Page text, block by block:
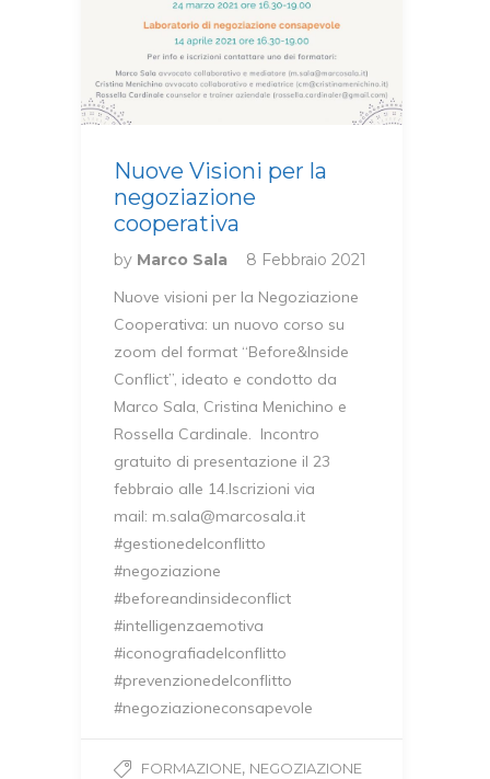
Nuove Visioni per la
negoziazione
cooperativa
by Marco Sala
8 Febbraio 2021
Nuove visioni per la Negoziazione
Cooperativa: un nuovo corso su
zoom del format “Before&Inside
Conflict”, ideato e condotto da
Marco Sala, Cristina Menichino e
Rossella Cardinale. Incontro
gratuito di presentazione il 23
febbraio alle 14.Iscrizioni via
mail: m.sala@marcosala.it
#gestionedelconflitto
#negoziazione
#beforeandinsideconflict
#intelligenzaemotiva
#iconografiadelconflitto
#prevenzionedelconflitto
#negoziazioneconsapevole
FORMAZIONE, NEGOZIAZIONE